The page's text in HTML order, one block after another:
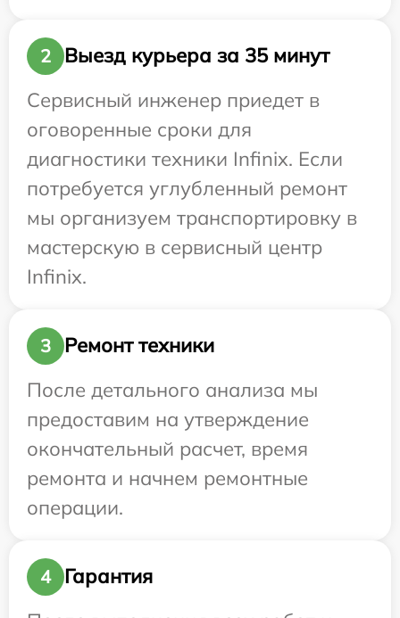
2
Выезд курьера за 35 минут
Сервисный инженер приедет в
оговоренные сроки для
диагностики техники Infinix. Если
потребуется углубленный ремонт
мы организуем транспортировку в
мастерскую в сервисный центр
Infinix.
3
Ремонт техники
После детального анализа мы
предоставим на утверждение
окончательный расчет, время
ремонта и начнем ремонтные
операции.
4
Гарантия